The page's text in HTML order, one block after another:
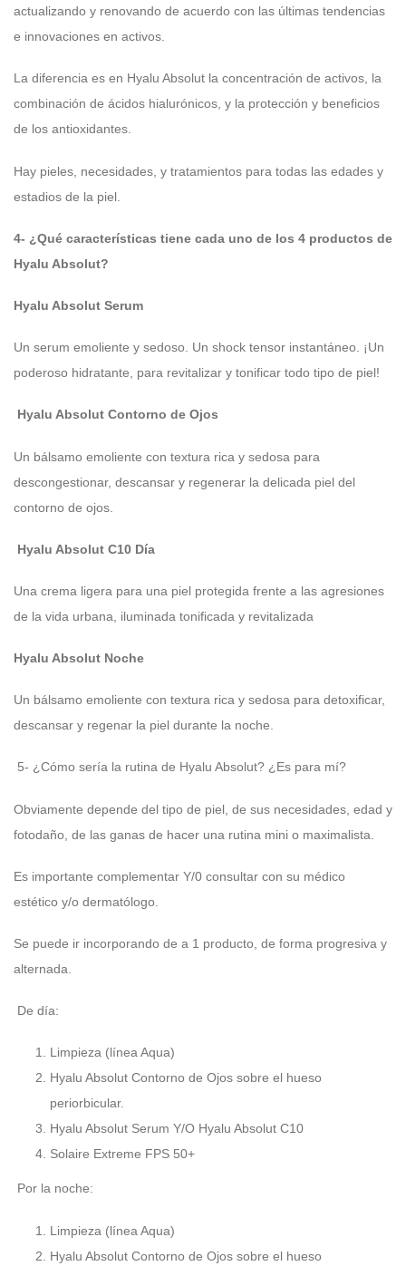
actualizando y renovando de acuerdo con las últimas tendencias
e innovaciones en activos.
La diferencia es en Hyalu Absolut la concentración de activos, la
combinación de ácidos hialurónicos, y la protección y beneficios
de los antioxidantes.
Hay pieles, necesidades, y tratamientos para todas las edades y
estadios de la piel.
4- ¿Qué características tiene cada uno de los 4 productos de
Hyalu Absolut?
Hyalu Absolut Serum
Un serum emoliente y sedoso. Un shock tensor instantáneo. ¡Un
poderoso hidratante, para revitalizar y tonificar todo tipo de piel!
Hyalu Absolut Contorno de Ojos
Un bálsamo emoliente con textura rica y sedosa para
descongestionar, descansar y regenerar la delicada piel del
contorno de ojos.
Hyalu Absolut C10 Día
Una crema ligera para una piel protegida frente a las agresiones
de la vida urbana, iluminada tonificada y revitalizada
Hyalu Absolut Noche
Un bálsamo emoliente con textura rica y sedosa para detoxificar,
descansar y regenar la piel durante la noche.
5- ¿Cómo sería la rutina de Hyalu Absolut? ¿Es para mí?
Obviamente depende del tipo de piel, de sus necesidades, edad y
fotodaño, de las ganas de hacer una rutina mini o maximalista.
Es importante complementar Y/0 consultar con su médico
estético y/o dermatólogo.
Se puede ir incorporando de a 1 producto, de forma progresiva y
alternada.
De día:
Limpieza (línea Aqua)
Hyalu Absolut Contorno de Ojos sobre el hueso
periorbicular.
Hyalu Absolut Serum Y/O Hyalu Absolut C10
Solaire Extreme FPS 50+
Por la noche:
Limpieza (línea Aqua)
Hyalu Absolut Contorno de Ojos sobre el hueso